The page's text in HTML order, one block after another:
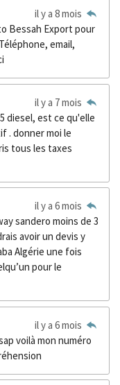
il y a 8 mois
Bessah Export pour
email,
il y a 7 mois
diesel, est ce qu'elle
. donner moi le
tous les taxes
il y a 6 mois
sandero moins de 3
avoir un devis y
Algérie une fois
pour le
il y a 6 mois
voilà mon numéro